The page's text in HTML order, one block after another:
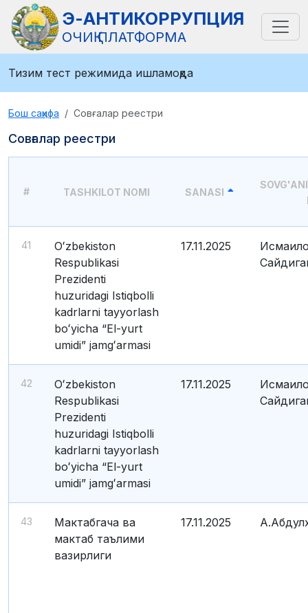
Э-АНТИКОРРУПЦИЯ
ОЧИҚ ПЛАТФОРМА
Тизим тест режимида ишламоқда
Бош саҳифа Совғалар реестри
Совғалар реестри
# TASHKILOT NOMI SANASI
41
Oʻzbekiston
Respublikasi
Prezidenti
huzuridagi Istiqbolli
kadrlarni tayyorlash
boʻyicha “El-yurt
umidi” jamgʻarmasi
17.11.2025
42
Oʻzbekiston
Respublikasi
Prezidenti
huzuridagi Istiqbolli
kadrlarni tayyorlash
boʻyicha “El-yurt
umidi” jamgʻarmasi
17.11.2025
43
Мактабгача ва
мактаб таълими
вазирлиги
17.11.2025